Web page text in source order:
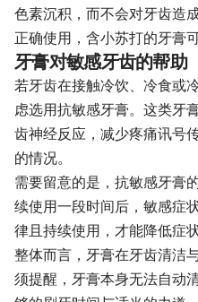
色素沉积，而不会对牙齿造
正确使用，含小苏打的牙膏
牙膏对敏感牙齿的帮助
若牙齿在接触冷饮、冷食或
虑选用抗敏感牙膏。这类牙
齿神经反应，减少疼痛讯号
的情况。
需要留意的是，抗敏感牙膏
续使用一段时间后，敏感症
律且持续使用，才能降低症
整体而言，牙膏在牙齿清洁
须提醒，牙膏本身无法自动